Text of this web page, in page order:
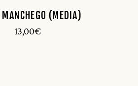
MANCHEGO (MEDIA)
13,00€